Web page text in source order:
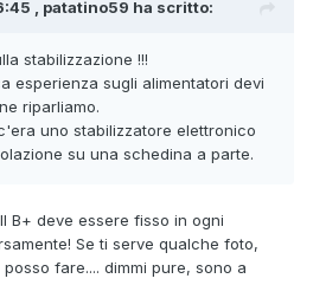
, patatino59 ha scritto:
stabilizzazione !!!
esperienza sugli alimentatori devi
riparliamo.
uno stabilizzatore elettronico
su una schedina a parte.
B+ deve essere fisso in ogni
Se ti serve qualche foto,
fare.... dimmi pure, sono a